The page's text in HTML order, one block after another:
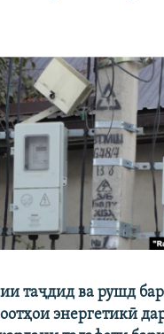
таҷдид ва рушд
энергетикӣ